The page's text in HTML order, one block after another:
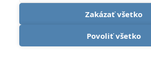
Zakázať všetko
Povoliť všetko